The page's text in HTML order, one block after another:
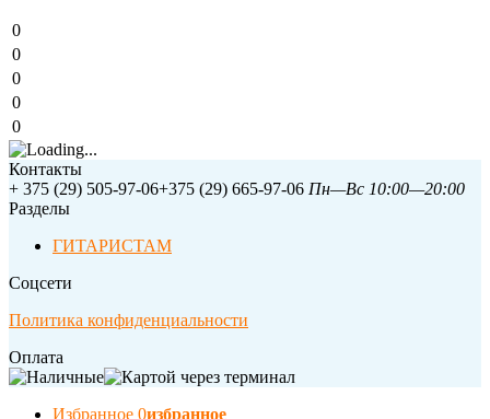
0
0
0
0
0
Контакты
+ 375 (29) 505-97-06+375 (29) 665-97-06 Пн—Вс 10:00—20:00
Разделы
ГИТАРИСТАМ
Соцсети
Политика конфиденциальности
Оплата
Избранное 0избранное